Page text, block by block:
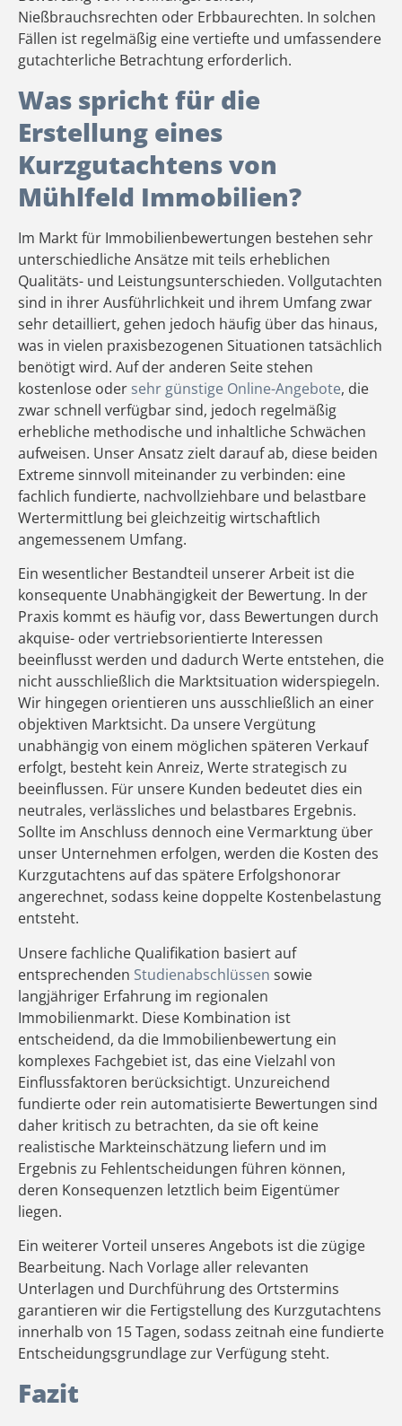
Nießbrauchsrechten oder Erbbaurechten. In solchen
Fällen ist regelmäßig eine vertiefte und umfassendere
gutachterliche Betrachtung erforderlich.
Was spricht für die
Erstellung eines
Kurzgutachtens von
Mühlfeld Immobilien?
Im Markt für Immobilienbewertungen bestehen sehr
unterschiedliche Ansätze mit teils erheblichen
Qualitäts- und Leistungsunterschieden. Vollgutachten
sind in ihrer Ausführlichkeit und ihrem Umfang zwar
sehr detailliert, gehen jedoch häufig über das hinaus,
was in vielen praxisbezogenen Situationen tatsächlich
benötigt wird. Auf der anderen Seite stehen
kostenlose oder sehr günstige Online-Angebote, die
zwar schnell verfügbar sind, jedoch regelmäßig
erhebliche methodische und inhaltliche Schwächen
aufweisen. Unser Ansatz zielt darauf ab, diese beiden
Extreme sinnvoll miteinander zu verbinden: eine
fachlich fundierte, nachvollziehbare und belastbare
Wertermittlung bei gleichzeitig wirtschaftlich
angemessenem Umfang.
Ein wesentlicher Bestandteil unserer Arbeit ist die
konsequente Unabhängigkeit der Bewertung. In der
Praxis kommt es häufig vor, dass Bewertungen durch
akquise- oder vertriebsorientierte Interessen
beeinflusst werden und dadurch Werte entstehen, die
nicht ausschließlich die Marktsituation widerspiegeln.
Wir hingegen orientieren uns ausschließlich an einer
objektiven Marktsicht. Da unsere Vergütung
unabhängig von einem möglichen späteren Verkauf
erfolgt, besteht kein Anreiz, Werte strategisch zu
beeinflussen. Für unsere Kunden bedeutet dies ein
neutrales, verlässliches und belastbares Ergebnis.
Sollte im Anschluss dennoch eine Vermarktung über
unser Unternehmen erfolgen, werden die Kosten des
Kurzgutachtens auf das spätere Erfolgshonorar
angerechnet, sodass keine doppelte Kostenbelastung
entsteht.
Unsere fachliche Qualifikation basiert auf
entsprechenden Studienabschlüssen sowie
langjähriger Erfahrung im regionalen
Immobilienmarkt. Diese Kombination ist
entscheidend, da die Immobilienbewertung ein
komplexes Fachgebiet ist, das eine Vielzahl von
Einflussfaktoren berücksichtigt. Unzureichend
fundierte oder rein automatisierte Bewertungen sind
daher kritisch zu betrachten, da sie oft keine
realistische Markteinschätzung liefern und im
Ergebnis zu Fehlentscheidungen führen können,
deren Konsequenzen letztlich beim Eigentümer
liegen.
Ein weiterer Vorteil unseres Angebots ist die zügige
Bearbeitung. Nach Vorlage aller relevanten
Unterlagen und Durchführung des Ortstermins
garantieren wir die Fertigstellung des Kurzgutachtens
innerhalb von 15 Tagen, sodass zeitnah eine fundierte
Entscheidungsgrundlage zur Verfügung steht.
Fazit